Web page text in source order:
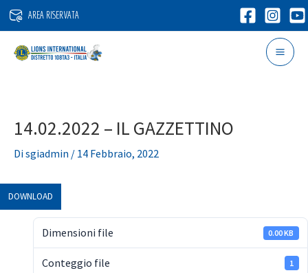
Vai
contenuto
AREA RISERVATA
14.02.2022 – IL GAZZETTINO
Disgiadmin / 14 Febbraio, 2022
DOWNLOAD
Dimensioni file 0.00 KB
Conteggio file 1